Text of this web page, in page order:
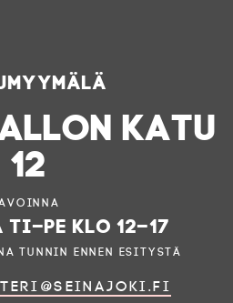
KATU
12
klo 12–17
tunnin ennen esitystä